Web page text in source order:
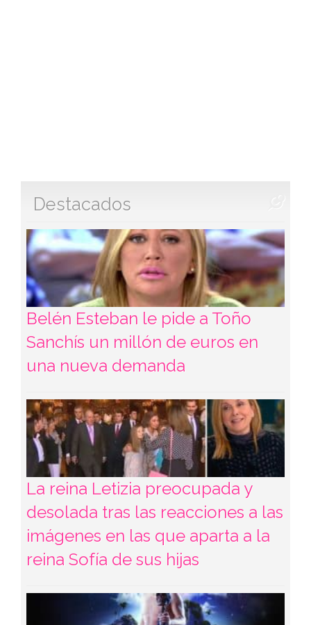
Destacados
Belén Esteban le pide a Toño
Sanchís un millón de euros en
una nueva demanda
La reina Letizia preocupada y
desolada tras las reacciones a las
imágenes en las que aparta a la
reina Sofía de sus hijas